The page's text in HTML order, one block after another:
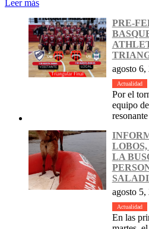
Leer más
PRE-
agosto 6,
Actualidad
Por el
equipo
LA
agosto 5,
Actualidad
En las